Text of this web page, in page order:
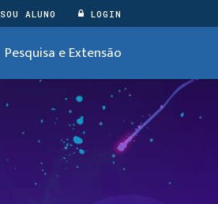
SOU ALUNO LOGIN
Pesquisa e Extensão